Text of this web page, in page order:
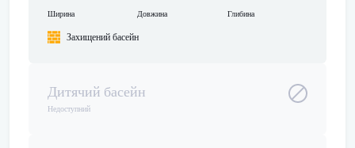
Ширина Довжина Глибина
Захищений басейн
Дитячий басейн
Недоступний